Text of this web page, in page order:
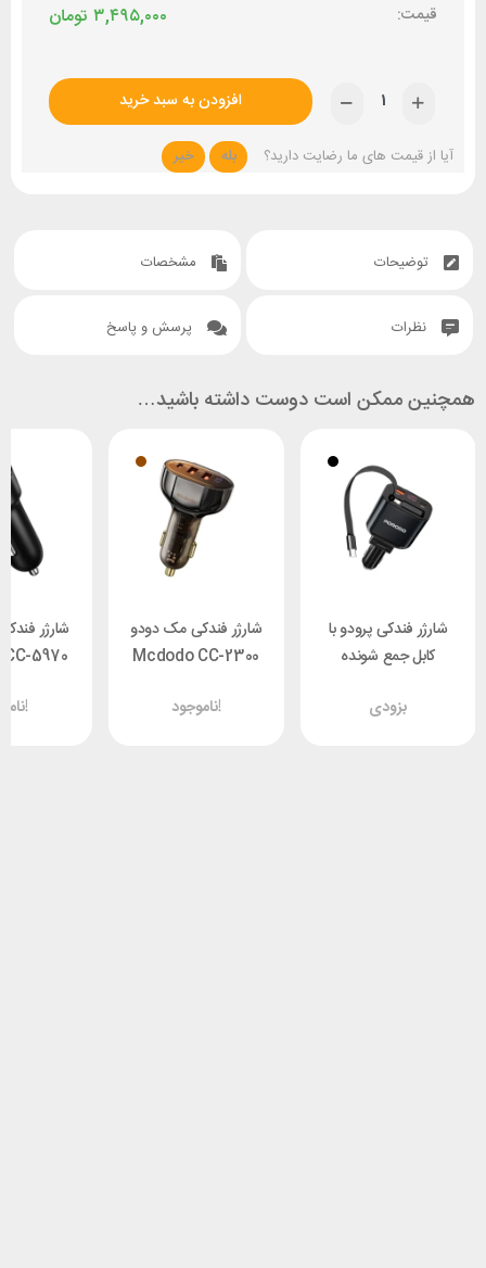
تومان ۳,۴۹۵,۰۰۰
افزودن به سبد خرید
آیا از قیمت های ما رضایت دارید؟ بله خیر
توضیحات مشخصات
نظرات پرسش و پاسخ
همچنین ممکن است دوست داشته باشید…
شارژر فندکی پرودو با
کابل جمع شونده
CRD105W-BK
بزودی
شارژر فندکی مک دودو
Mcdodo CC-2300
ناموجود!
شارژر
5970
ناموجود!